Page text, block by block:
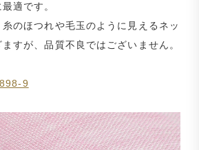
適です。
のほつれや毛玉のように見えるネッ
すが、品質不良ではございません。
9